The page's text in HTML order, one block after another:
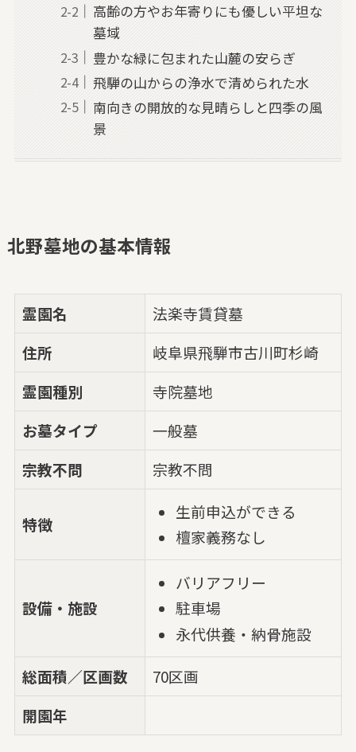
高齢の方やお年寄りにも優しい平坦な
墓域
豊かな緑に包まれた山麓の安らぎ
飛騨の山からの浄水で清められた水
南向きの開放的な見晴らしと四季の風
景
北野墓地の基本情報
霊園名
法楽寺賃貸墓
住所
岐阜県飛騨市古川町杉崎
霊園種別
寺院墓地
お墓タイプ
一般墓
宗教不問
宗教不問
特徴
生前申込ができる
檀家義務なし
設備・施設
バリアフリー
駐車場
永代供養・納骨施設
総面積／区画数
70区画
開園年